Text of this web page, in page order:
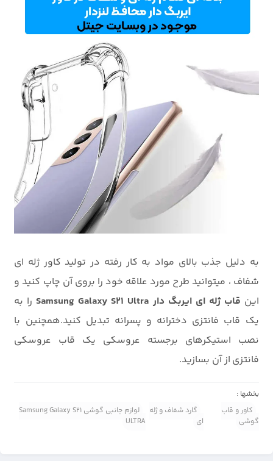
به دلیل جذب بالای مواد به کار رفته در تولید کاور ژله ای
شفاف ، میتوانید طرح مورد علاقه خود را بروی آن چاپ کنید و
این قاب ژله ای ایربگ دار Samsung Galaxy S21 Ultra
را به
یک قاب فانتزی دخترانه و پسرانه تبدیل کنید.همچنین با
نصب استیکرهای برجسته عروسکی یک قاب عروسکی
فانتزی از آن بسازید.
بخشها :
کاور و قاب
گوشی
گارد شفاف و ژله
ای
لوازم جانبی گوشی Samsung Galaxy S21
ULTRA